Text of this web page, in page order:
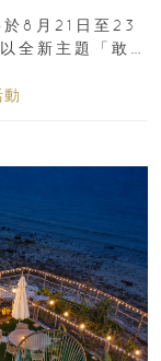
8月21日至23
全新主題「敢
動